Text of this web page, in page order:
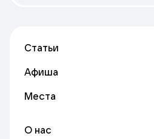
Статьи
Афиша
Места
О нас